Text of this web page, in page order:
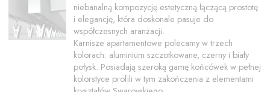
niebanalną kompozycję estetyczną łączącą prostotę
i elegancję, która doskonale pasuje do
współczesnych aranżacji.
Karnisze apartamentowe polecamy w trzech
kolorach: aluminium szczotkowane, czerny i biały
połysk. Posiadają szeroką gamę końcówek w pełnej
kolorstyce profili w tym zakończenia z elementami